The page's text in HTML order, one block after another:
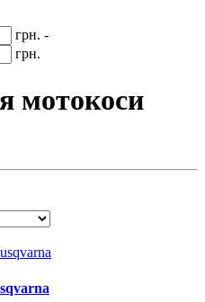
грн. -
грн.
мотокоси